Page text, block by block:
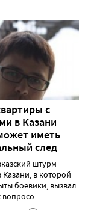
с
в Казани
иметь
след
штурм
Казани, в которой
боевики, вызвал